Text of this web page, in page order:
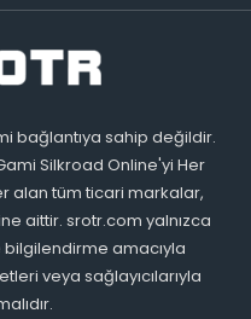
bağlantıya sahip değildir.
Silkroad Online'yi Her
alan tüm ticari markalar,
aittir. srotr.com yalnızca
bilgilendirme amacıyla
veya sağlayıcılarıyla